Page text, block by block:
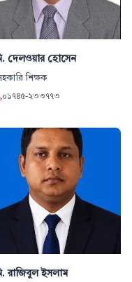
দেলওয়ার হোসেন
শিক্ষক
০১৭৪৫-২৩৩৭৭৩
রাজিবুল ইসলাম